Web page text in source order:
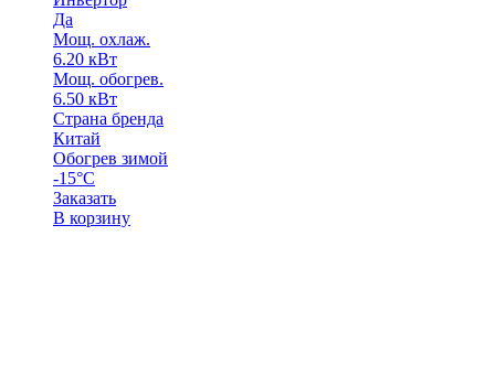
Да
Мощ. охлаж.
6.20 кВт
Мощ. обогрев.
6.50 кВт
Страна бренда
Китай
Обогрев зимой
-15°С
Заказать
В корзину